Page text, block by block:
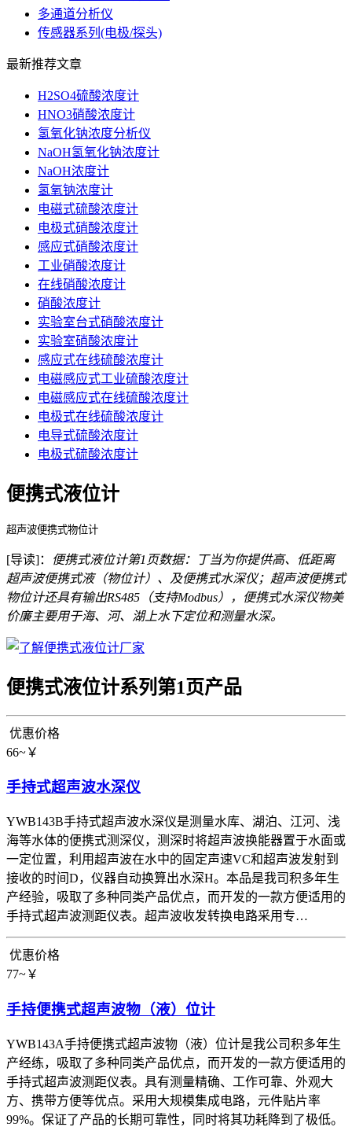
多通道分析仪
传感器系列(电极/探头)
最新推荐文章
H2SO4硫酸浓度计
HNO3硝酸浓度计
氢氧化钠浓度分析仪
NaOH氢氧化钠浓度计
NaOH浓度计
氢氧钠浓度计
电磁式硫酸浓度计
电极式硝酸浓度计
感应式硝酸浓度计
工业硝酸浓度计
在线硝酸浓度计
硝酸浓度计
实验室台式硝酸浓度计
实验室硝酸浓度计
感应式在线硫酸浓度计
电磁感应式工业硫酸浓度计
电磁感应式在线硫酸浓度计
电极式在线硫酸浓度计
电导式硫酸浓度计
电极式硫酸浓度计
便携式液位计
超声波便携式物位计
[导读]：
便携式液位计第1页数据：丁当为你提供高、低距离
超声波便携式液（物位计）、及便携式水深仪；超声波便携式
物位计还具有输出RS485（支持Modbus），便携式水深仪物美
价廉主要用于海、河、湖上水下定位和测量水深。
便携式液位计系列第1页产品
优惠价格
66~￥
手持式超声波水深仪
YWB143B手持式超声波水深仪是测量水库、湖泊、江河、浅
海等水体的便携式测深仪，测深时将超声波换能器置于水面或
一定位置，利用超声波在水中的固定声速VC和超声波发射到
接收的时间D，仪器自动换算出水深H。本品是我司积多年生
产经验，吸取了多种同类产品优点，而开发的一款方便适用的
手持式超声波测距仪表。超声波收发转换电路采用专…
优惠价格
77~￥
手持便携式超声波物（液）位计
YWB143A手持便携式超声波物（液）位计是我公司积多年生
产经练，吸取了多种同类产品优点，而开发的一款方便适用的
手持式超声波测距仪表。具有测量精确、工作可靠、外观大
方、携带方便等优点。采用大规模集成电路，元件贴片率
99%。保证了产品的长期可靠性，同时将其功耗降到了极低。